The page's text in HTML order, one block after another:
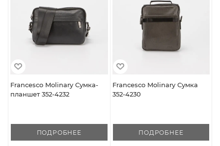
Francesco Molinary Сумка-
планшет 352-4232
ПОДРОБНЕЕ
Francesco Molinary Сумка
352-4230
ПОДРОБНЕЕ